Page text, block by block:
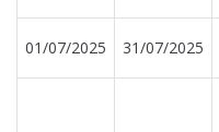
01/07/2025 31/07/2025